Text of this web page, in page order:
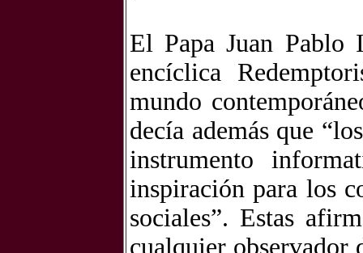
El Papa Juan Pablo
encíclica
mundo
decía además que
instrumento
inspiración para los
sociales”. Estas
cualquier observador